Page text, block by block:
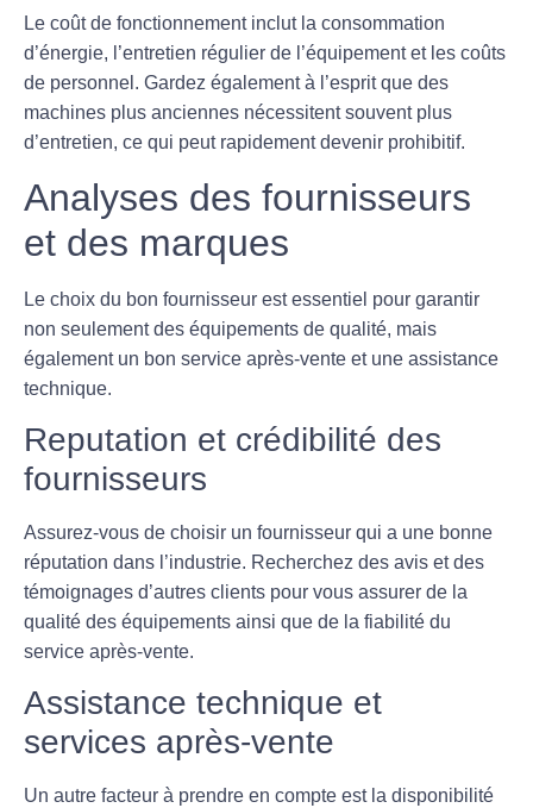
Le coût de fonctionnement inclut la consommation
d’énergie, l’entretien régulier de l’équipement et les coûts
de personnel. Gardez également à l’esprit que des
machines plus anciennes nécessitent souvent plus
d’entretien, ce qui peut rapidement devenir prohibitif.
Analyses des fournisseurs
et des marques
Le choix du bon fournisseur est essentiel pour garantir
non seulement des équipements de qualité, mais
également un bon service après-vente et une assistance
technique.
Reputation et crédibilité des
fournisseurs
Assurez-vous de choisir un fournisseur qui a une bonne
réputation dans l’industrie. Recherchez des avis et des
témoignages d’autres clients pour vous assurer de la
qualité des équipements ainsi que de la fiabilité du
service après-vente.
Assistance technique et
services après-vente
Un autre facteur à prendre en compte est la disponibilité